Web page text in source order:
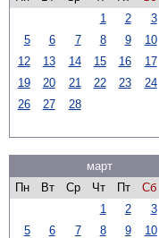
1
2 3
5
6 7 8 9 10
12
13 14 15 16 17
19
20 21 22 23 24
26
27 28
март
Пн
Вт Ср Чт Пт Сб
1
2 3
5
6 7 8 9 10